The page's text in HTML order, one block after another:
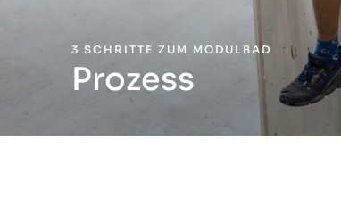
3 SCHRITTE ZUM MODULBAD
Prozess